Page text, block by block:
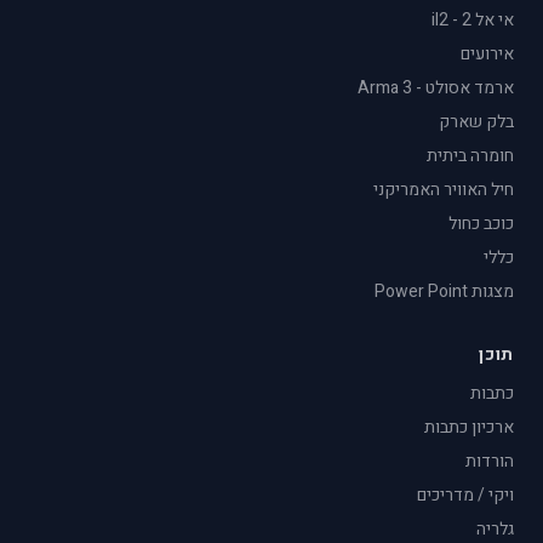
אי אל 2 - il2
אירועים
ארמד אסולט - Arma 3
בלק שארק
חומרה ביתית
חיל האוויר האמריקני
כוכב כחול
כללי
מצגות Power Point
תוכן
כתבות
ארכיון כתבות
הורדות
ויקי / מדריכים
גלריה